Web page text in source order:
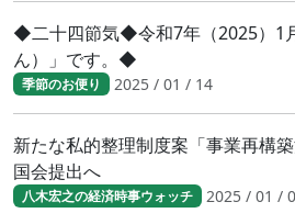
◆二十四節気◆令和7年（2025）1
ん）」です。◆
季節のお便り 2025 / 01 / 14
新たな私的整理制度案「事業再構
国会提出へ
八木宏之の経済時事ウォッチ 2025 / 01 /